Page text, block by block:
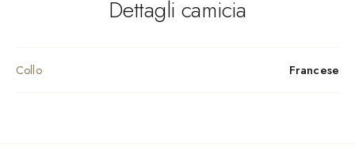
Dettagli camicia
Collo Francese